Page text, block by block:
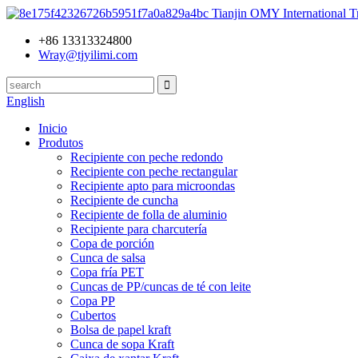
Tianjin OMY International
+86 13313324800
Wray@tjyilimi.com
English
Inicio
Produtos
Recipiente con peche redondo
Recipiente con peche rectangular
Recipiente apto para microondas
Recipiente de cuncha
Recipiente de folla de aluminio
Recipiente para charcutería
Copa de porción
Cunca de salsa
Copa fría PET
Cuncas de PP/cuncas de té con leite
Copa PP
Cubertos
Bolsa de papel kraft
Cunca de sopa Kraft